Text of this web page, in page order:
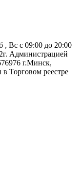
Вс c 09:00 до 20:00
Администрацией
г.Минск,
в Торговом реестре